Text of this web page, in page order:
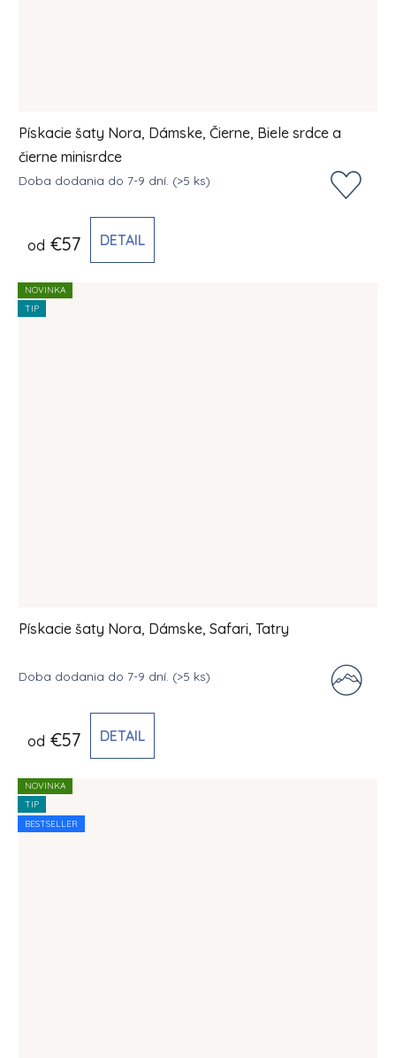
Pískacie šaty Nora, Dámske, Čierne, Biele srdce a
čierne minisrdce
Doba dodania do 7-9 dní. (>5 ks)
od €57 DETAIL
NOVINKA
TIP
Pískacie šaty Nora, Dámske, Safari, Tatry
Doba dodania do 7-9 dní. (>5 ks)
od €57 DETAIL
NOVINKA
TIP
BESTSELLER